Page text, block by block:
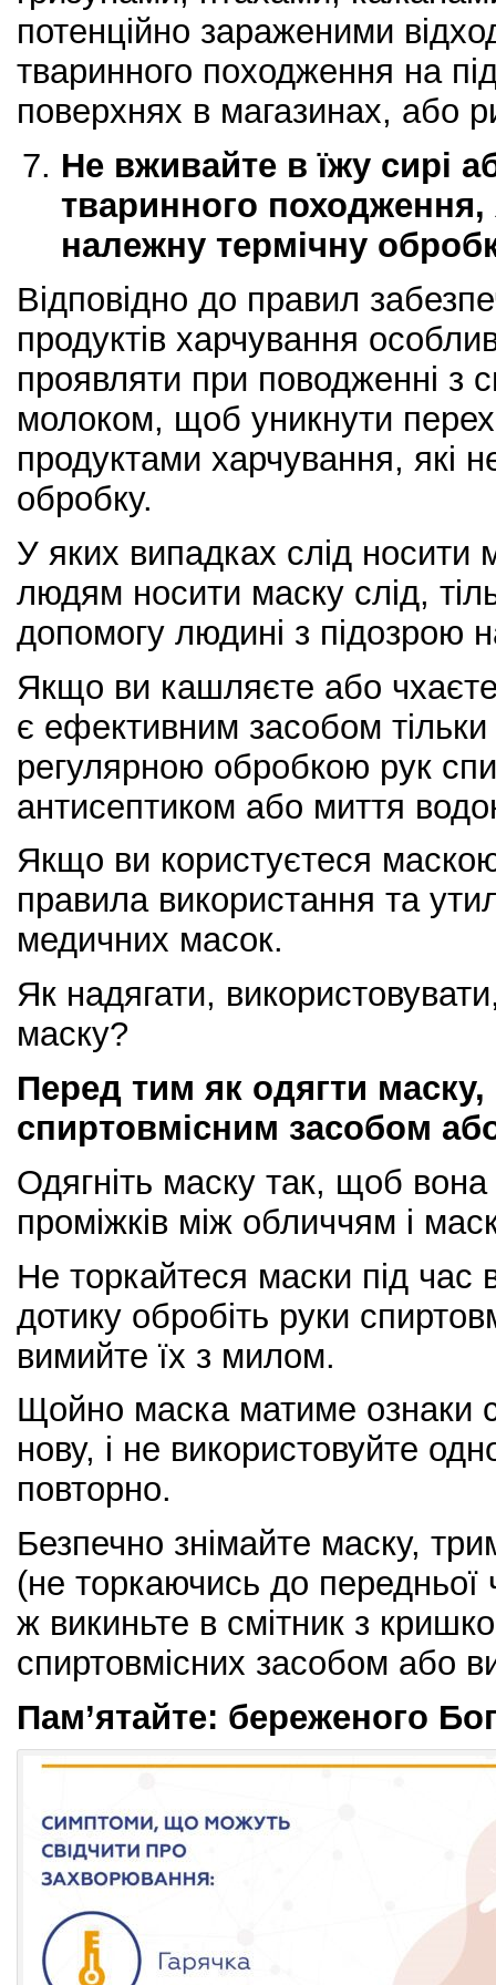
потенційно зараженими
тваринного походження на
поверхнях в магазинах, або
Не вживайте в їжу сирі
тваринного
належну термічну
Відповідно до правил
продуктів харчування
проявляти при поводженні з
молоком, щоб уникнути
продуктами харчування, які
обробку.
У яких випадках слід носити
людям носити маску слід,
допомогу людині з підозрою
Якщо ви кашляєте або
є ефективним засобом тільки
регулярною обробкою рук
антисептиком або миття
Якщо ви користуєтеся
правила використання та
медичних масок.
Як надягати,
маску?
Перед тим як одягти маску,
спиртовмісним засобом
Одягніть маску так, щоб вона
проміжків між обличчям і
Не торкайтеся маски під час
дотику обробіть руки
вимийте їх з милом.
Щойно маска матиме ознаки
нову, і не використовуйте
повторно.
Безпечно знімайте маску,
(не торкаючись до передньої
ж викиньте в смітник з
спиртовмісних засобом або
Пам’ятайте: береженого